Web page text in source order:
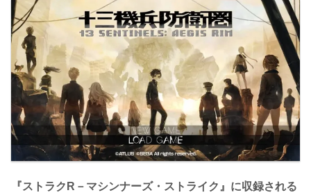
『ストラクR－マシンナーズ・ストライク』に収録される